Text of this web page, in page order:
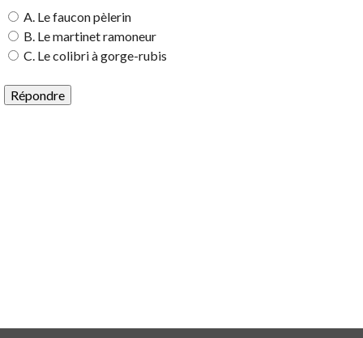
A. Le faucon pèlerin
B. Le martinet ramoneur
C. Le colibri à gorge-rubis